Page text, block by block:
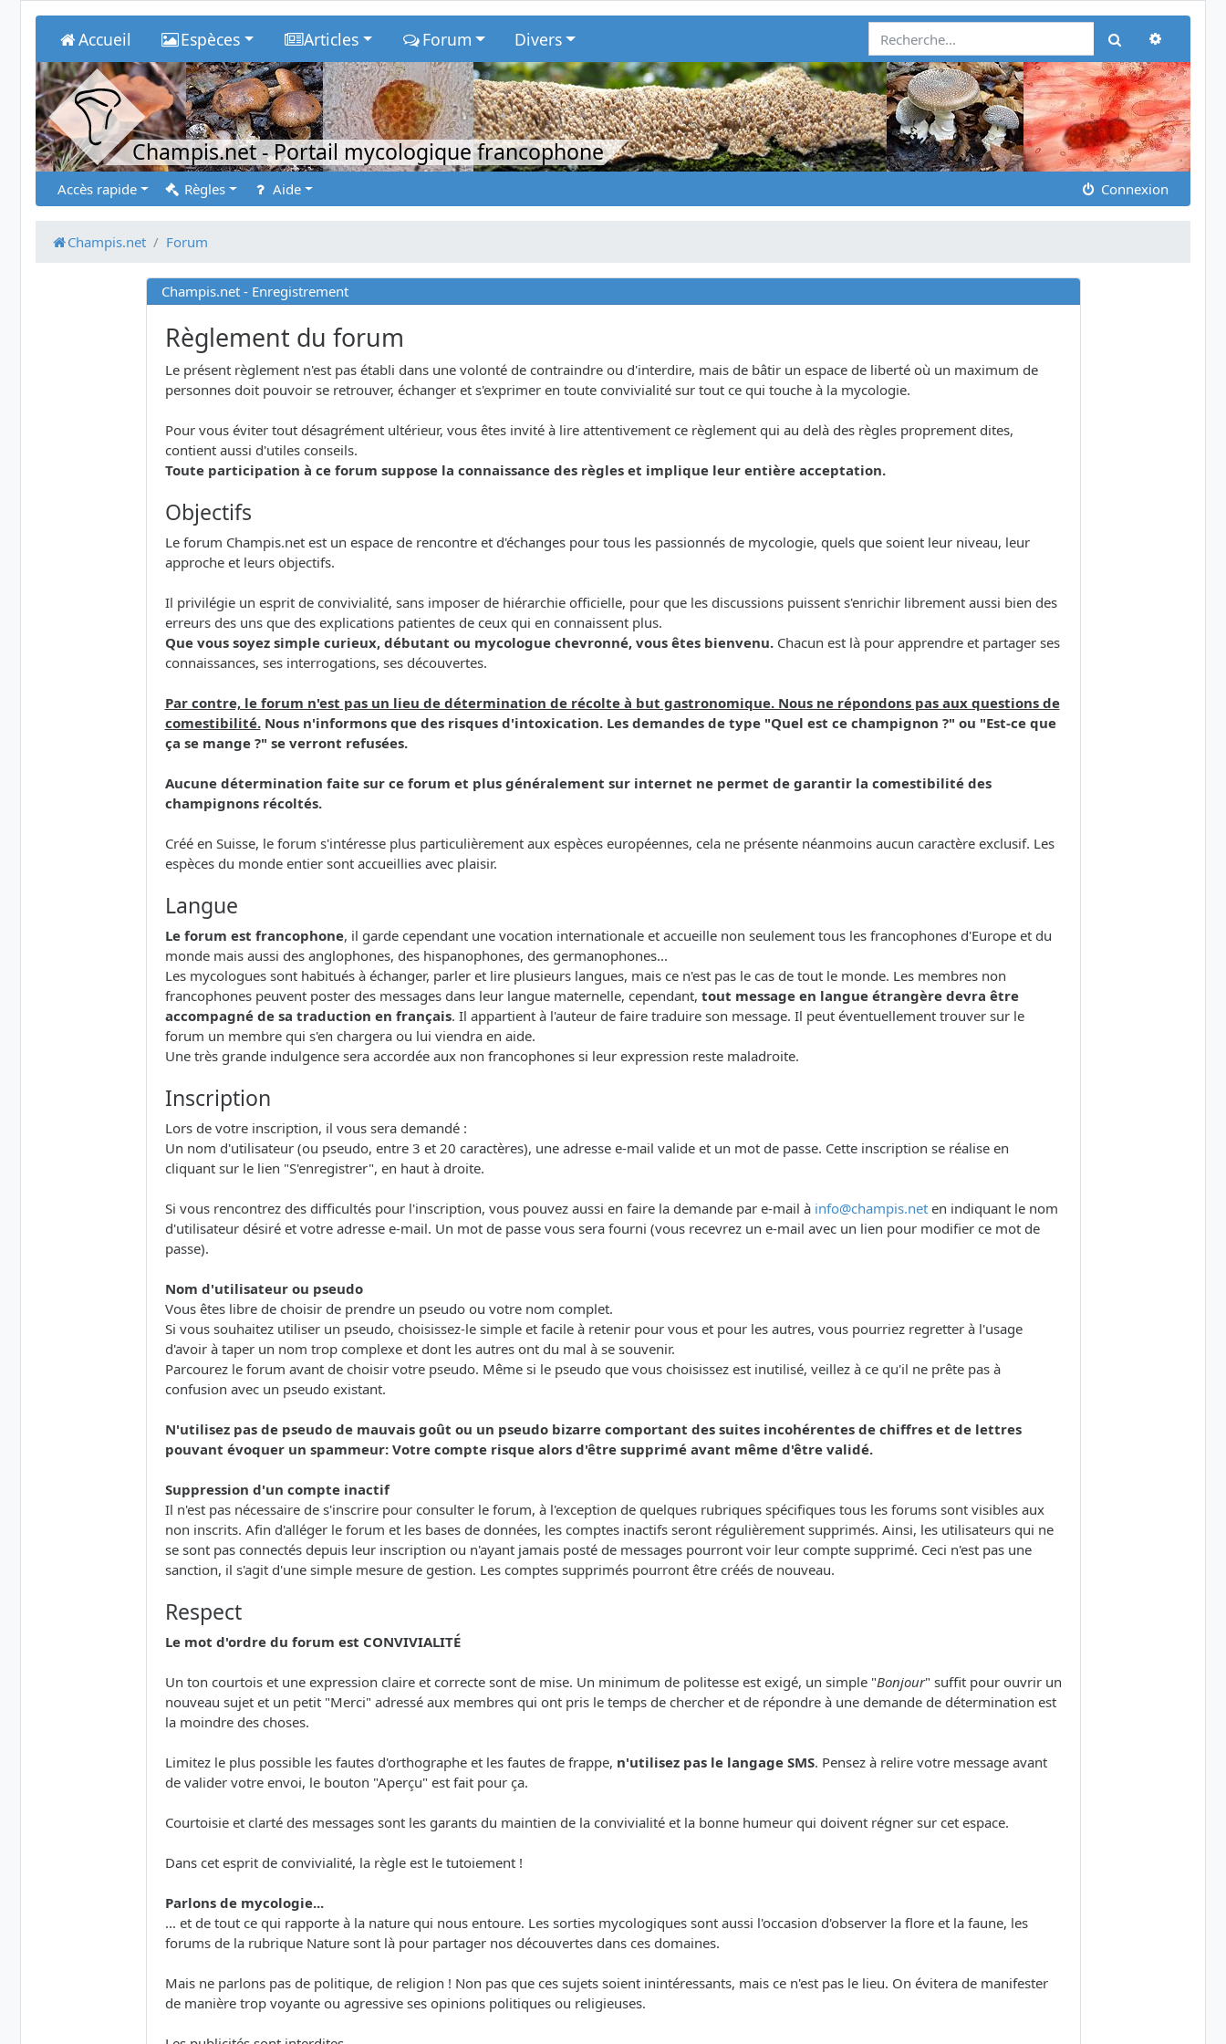
Accueil Espèces Articles Forum Divers Rechercher
Champis.net- Portail mycologique francophone
Accès rapide Règles Aide Connexion
Champis.net Forum
Champis.net - Enregistrement
Règlement du forum
Le présent règlement n'est pas établi dans une volonté de contraindre ou d'interdire, mais de bâtir un espace de liberté où un maximum de
personnes doit pouvoir se retrouver, échanger et s'exprimer en toute convivialité sur tout ce qui touche à la mycologie.
Pour vous éviter tout désagrément ultérieur, vous êtes invité à lire attentivement ce règlement qui au delà des règles proprement dites,
contient aussi d'utiles conseils.
Toute participation à ce forum suppose la connaissance des règles et implique leur entière acceptation.
Objectifs
Le forum Champis.net est un espace de rencontre et d'échanges pour tous les passionnés de mycologie, quels que soient leur niveau, leur
approche et leurs objectifs.
Il privilégie un esprit de convivialité, sans imposer de hiérarchie officielle, pour que les discussions puissent s'enrichir librement aussi bien des
erreurs des uns que des explications patientes de ceux qui en connaissent plus.
Que vous soyez simple curieux, débutant ou mycologue chevronné, vous êtes bienvenu.Chacun est là pour apprendre et partager ses
connaissances, ses interrogations, ses découvertes.
Par contre, le forum n'est pas un lieu de détermination de récolte à but gastronomique. Nous ne répondons pas aux questions de
comestibilité.Nous n'informons que des risques d'intoxication. Les demandes de type "Quel est ce champignon ?" ou "Est-ce que
ça se mange ?" se verront refusées.
Aucune détermination faite sur ce forum et plus généralement sur internet ne permet de garantir la comestibilité des
champignons récoltés.
Créé en Suisse, le forum s'intéresse plus particulièrement aux espèces européennes, cela ne présente néanmoins aucun caractère exclusif. Les
espèces du monde entier sont accueillies avec plaisir.
Langue
Le forum est francophone, il garde cependant une vocation internationale et accueille non seulement tous les francophones d'Europe et du
monde mais aussi des anglophones, des hispanophones, des germanophones...
Les mycologues sont habitués à échanger, parler et lire plusieurs langues, mais ce n'est pas le cas de tout le monde. Les membres non
francophones peuvent poster des messages dans leur langue maternelle, cependant, tout message en langue étrangère devra être
accompagné de sa traduction en français. Il appartient à l'auteur de faire traduire son message. Il peut éventuellement trouver sur le
forum un membre qui s'en chargera ou lui viendra en aide.
Une très grande indulgence sera accordée aux non francophones si leur expression reste maladroite.
Inscription
Lors de votre inscription, il vous sera demandé :
Un nom d'utilisateur (ou pseudo, entre 3 et 20 caractères), une adresse e-mail valide et un mot de passe. Cette inscription se réalise en
cliquant sur le lien "S'enregistrer", en haut à droite.
Si vous rencontrez des difficultés pour l'inscription, vous pouvez aussi en faire la demande par e-mail à info@champis.neten indiquant le nom
d'utilisateur désiré et votre adresse e-mail. Un mot de passe vous sera fourni (vous recevrez un e-mail avec un lien pour modifier ce mot de
passe).
Nom d'utilisateur ou pseudo
Vous êtes libre de choisir de prendre un pseudo ou votre nom complet.
Si vous souhaitez utiliser un pseudo, choisissez-le simple et facile à retenir pour vous et pour les autres, vous pourriez regretter à l'usage
d'avoir à taper un nom trop complexe et dont les autres ont du mal à se souvenir.
Parcourez le forum avant de choisir votre pseudo. Même si le pseudo que vous choisissez est inutilisé, veillez à ce qu'il ne prête pas à
confusion avec un pseudo existant.
N'utilisez pas de pseudo de mauvais goût ou un pseudo bizarre comportant des suites incohérentes de chiffres et de lettres
pouvant évoquer un spammeur: Votre compte risque alors d'être supprimé avant même d'être validé.
Suppression d'un compte inactif
Il n'est pas nécessaire de s'inscrire pour consulter le forum, à l'exception de quelques rubriques spécifiques tous les forums sont visibles aux
non inscrits. Afin d'alléger le forum et les bases de données, les comptes inactifs seront régulièrement supprimés. Ainsi, les utilisateurs qui ne
se sont pas connectés depuis leur inscription ou n'ayant jamais posté de messages pourront voir leur compte supprimé. Ceci n'est pas une
sanction, il s'agit d'une simple mesure de gestion. Les comptes supprimés pourront être créés de nouveau.
Respect
Le mot d'ordre du forum est CONVIVIALITÉ
Un ton courtois et une expression claire et correcte sont de mise. Un minimum de politesse est exigé, un simple "Bonjour" suffit pour ouvrir un
nouveau sujet et un petit "Merci" adressé aux membres qui ont pris le temps de chercher et de répondre à une demande de détermination est
la moindre des choses.
Limitez le plus possible les fautes d'orthographe et les fautes de frappe, n'utilisez pas le langage SMS. Pensez à relire votre message avant
de valider votre envoi, le bouton "Aperçu" est fait pour ça.
Courtoisie et clarté des messages sont les garants du maintien de la convivialité et la bonne humeur qui doivent régner sur cet espace.
Dans cet esprit de convivialité, la règle est le tutoiement !
Parlons de mycologie...
... et de tout ce qui rapporte à la nature qui nous entoure. Les sorties mycologiques sont aussi l'occasion d'observer la flore et la faune, les
forums de la rubrique Nature sont là pour partager nos découvertes dans ces domaines.
Mais ne parlons pas de politique, de religion ! Non pas que ces sujets soient inintéressants, mais ce n'est pas le lieu. On évitera de manifester
de manière trop voyante ou agressive ses opinions politiques ou religieuses.